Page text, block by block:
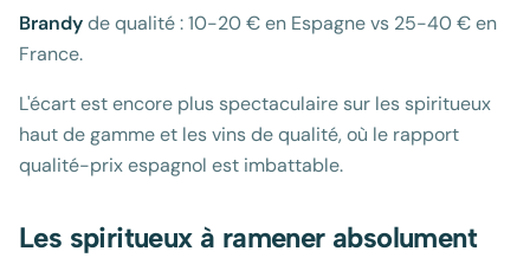
Brandyde qualité : 10-20 € en Espagne vs 25-40 € en
France.
L'écart est encore plus spectaculaire sur les spiritueux
haut de gamme et les vins de qualité, où le rapport
qualité-prix espagnol est imbattable.
Les spiritueux à ramener absolument